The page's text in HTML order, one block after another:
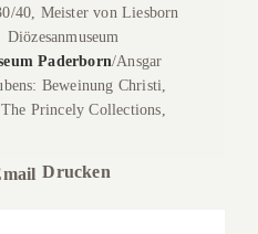
40, Meister von Liesborn
Paderborn/Ansgar
Beweinung Christi,
Princely Collections,
Drucken